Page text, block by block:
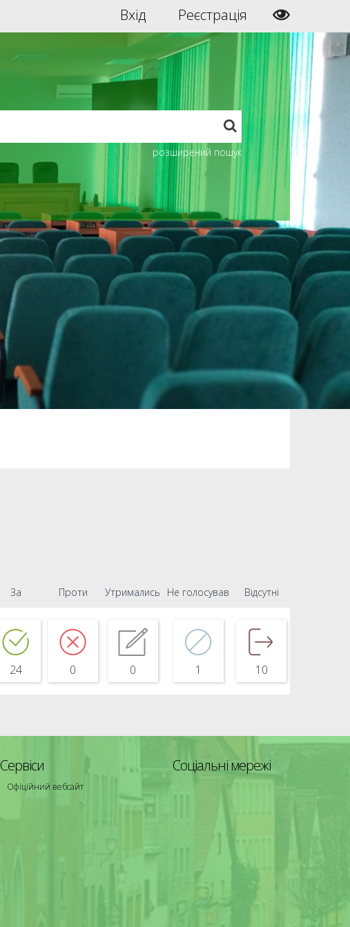
Вхід Реєстрація
розширений пошук
За Проти Утримались Не голосував Відсутні
24 0 0 1 10
Сервіси
Офіційний вебсайт
Соціальні мережі